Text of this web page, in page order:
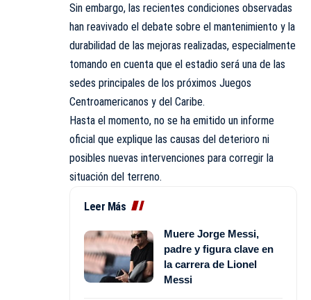
Sin embargo, las recientes condiciones observadas
han reavivado el debate sobre el mantenimiento y la
durabilidad de las mejoras realizadas, especialmente
tomando en cuenta que el estadio será una de las
sedes principales de los próximos Juegos
Centroamericanos y del Caribe.
Hasta el momento, no se ha emitido un informe
oficial que explique las causas del deterioro ni
posibles nuevas intervenciones para corregir la
situación del terreno.
Leer Más
Muere Jorge Messi,
padre y figura clave en
la carrera de Lionel
Messi